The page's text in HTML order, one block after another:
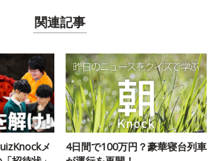
関連記事
メ
4日間で100万円？豪華寝台列車